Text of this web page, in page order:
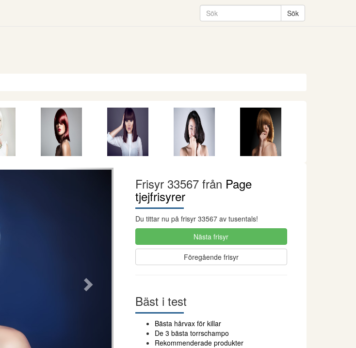
Frisyr 33567 från Page
tjejfrisyrer
Du tittar nu på frisyr 33567 av tusentals!
Nästa frisyr
Föregående frisyr
Bäst i test
Bästa hårvax för killar
De 3 bästa torrschampo
Rekommenderade produkter